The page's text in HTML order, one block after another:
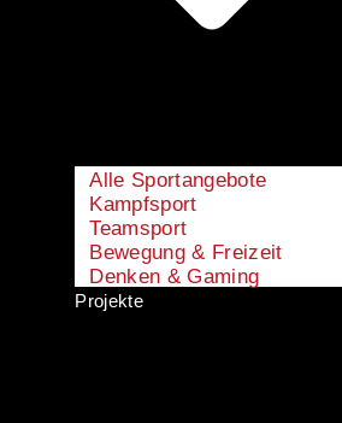
Alle Sportangebote
Kampfsport
Teamsport
Bewegung & Freizeit
Denken & Gaming
Projekte